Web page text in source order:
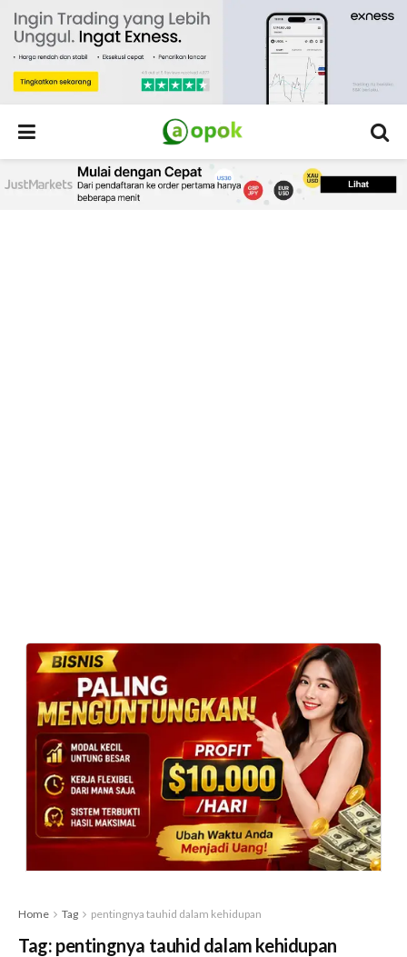
Home Tag pentingnya tauhid dalam kehidupan
Tag: pentingnya tauhid dalam kehidupan